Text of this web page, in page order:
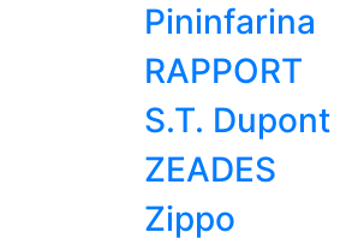
Pininfarina
RAPPORT
S.T. Dupont
ZEADES
Zippo